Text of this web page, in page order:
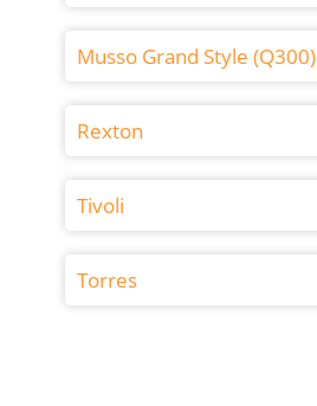
Musso Grand Style (Q300)
Rexton
Tivoli
Torres